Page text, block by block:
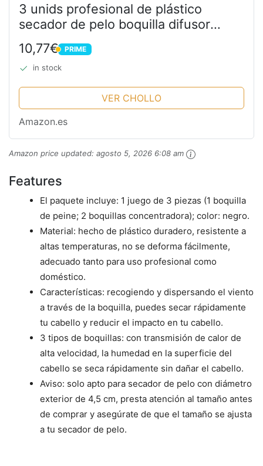
3 unids profesional de plástico
secador de pelo boquilla difusor
accesorio concentrador reemplazo
soplado plana peluquería...
10,77€ PRIME
PRIME
in stock
VER CHOLLO
Amazon.es
Amazon price updated: agosto 5, 2026 6:08 am
Features
El paquete incluye: 1 juego de 3 piezas (1 boquilla
de peine; 2 boquillas concentradora); color: negro.
Material: hecho de plástico duradero, resistente a
altas temperaturas, no se deforma fácilmente,
adecuado tanto para uso profesional como
doméstico.
Características: recogiendo y dispersando el viento
a través de la boquilla, puedes secar rápidamente
tu cabello y reducir el impacto en tu cabello.
3 tipos de boquillas: con transmisión de calor de
alta velocidad, la humedad en la superficie del
cabello se seca rápidamente sin dañar el cabello.
Aviso: solo apto para secador de pelo con diámetro
exterior de 4,5 cm, presta atención al tamaño antes
de comprar y asegúrate de que el tamaño se ajusta
a tu secador de pelo.